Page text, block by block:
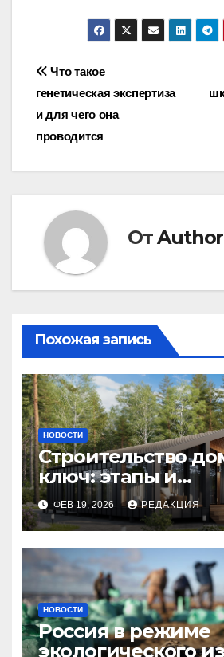
Навигация
по
записям
Что такое
генетическая экспертиза
и для чего она
проводится
ОтAuthor
Похожая запись
НОВОСТИ
Строительство
ключ: этапы и
планирование
ФЕВ 19, 2026 РЕДАКЦИЯ
НОВОСТИ
Россия в режиме
экологического